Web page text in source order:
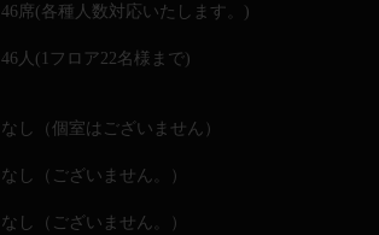
46席(各種人数対応いたします。)
46人(1フロア22名様まで)
なし（個室はございません）
なし（ございません。）
なし（ございません。）